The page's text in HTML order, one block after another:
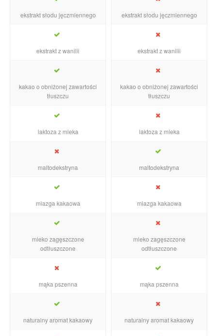
ekstrakt słodu jęczmiennego
ekstrakt z wanilii
kakao o obniżonej zawartości
tłuszczu
laktoza z mleka
maltodekstryna
miazga kakaowa
mleko zagęszczone
odtłuszczone
mąka pszenna
naturalny aromat kakaowy
ekstrakt słodu jęczmiennego
ekstrakt z wanilii
kakao o obniżonej zawartości
tłuszczu
laktoza z mleka
maltodekstryna
miazga kakaowa
mleko zagęszczone
odtłuszczone
mąka pszenna
naturalny aromat kakaowy